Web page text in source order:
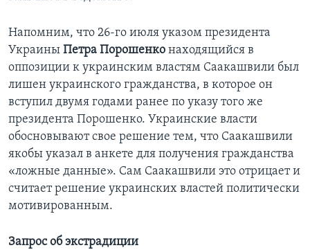
Напомним, что 26-го июля указом президента
Украины Петра Порошенко находящийся в
оппозиции к украинским властям Саакашвили был
лишен украинского гражданства, в которое он
вступил двумя годами ранее по указу того же
президента Порошенко. Украинские власти
обосновывают свое решение тем, что Саакашвили
якобы указал в анкете для получения гражданства
«ложные данные». Сам Саакашвили это отрицает и
считает решение украинских властей политически
мотивированным.
Запрос об экстрадиции